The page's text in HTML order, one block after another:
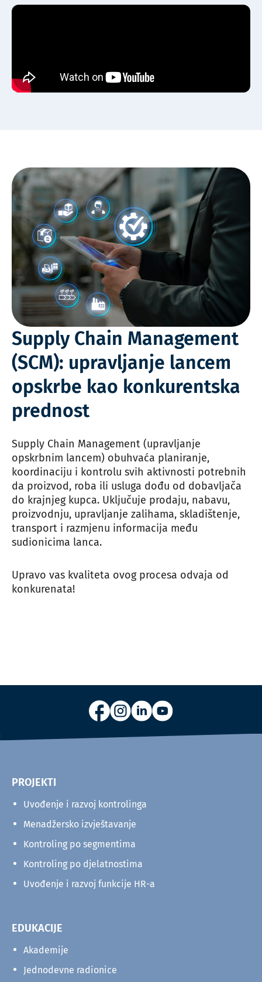
Supply Chain Management
(SCM): upravljanje lancem
opskrbe kao konkurentska
prednost
Supply Chain Management (upravljanje
opskrbnim lancem) obuhvaća planiranje,
koordinaciju i kontrolu svih aktivnosti potrebnih
da proizvod, roba ili usluga dođu od dobavljača
do krajnjeg kupca. Uključuje prodaju, nabavu,
proizvodnju, upravljanje zalihama, skladištenje,
transport i razmjenu informacija među
sudionicima lanca.
Upravo vas kvaliteta ovog procesa odvaja od
konkurenata!
PROJEKTI
Uvođenje i razvoj kontrolinga
Menadžersko izvještavanje
Kontroling po segmentima
Kontroling po djelatnostima
Uvođenje i razvoj funkcije HR-a
EDUKACIJE
Akademije
Jednodevne radionice